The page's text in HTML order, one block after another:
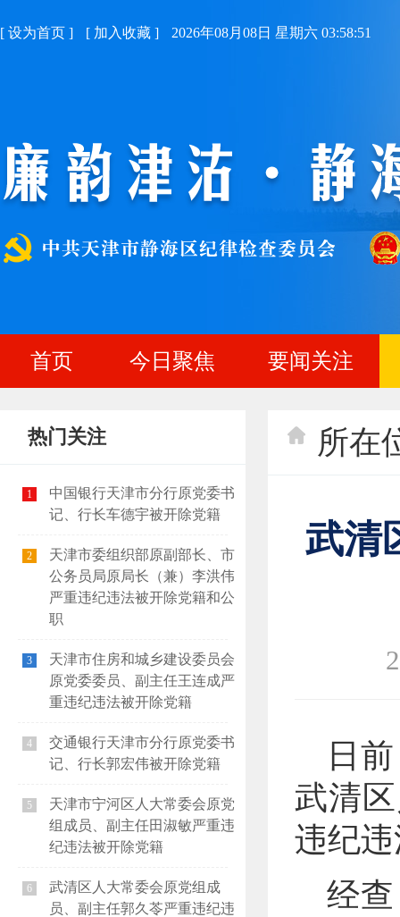
[ 设为首页 ] [ 加入收藏 ] 2026年08月08日 星期六 03:58:52
首页 今日聚焦 要闻关注
热门关注
1
中国银行天津市分行原党委书
记、行长车德宇被开除党籍
2
天津市委组织部原副部长、市
公务员局原局长（兼）李洪伟
严重违纪违法被开除党籍和公
职
3
天津市住房和城乡建设委员会
原党委委员、副主任王连成严
重违纪违法被开除党籍
4
交通银行天津市分行原党委书
记、行长郭宏伟被开除党籍
5
天津市宁河区人大常委会原党
组成员、副主任田淑敏严重违
纪违法被开除党籍
6
武清区人大常委会原党组成
员、副主任郭久苓严重违纪违
所在
武清
日
武清
违纪
经